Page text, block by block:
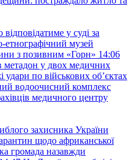
у суді за
етнографічний музей
з позивним «Горн» 14:06
метадон у двох медичних
по військових обʼєктах
водоочисний комплекс
медичного центру
захисника України
щодо африканської
громада назавжди